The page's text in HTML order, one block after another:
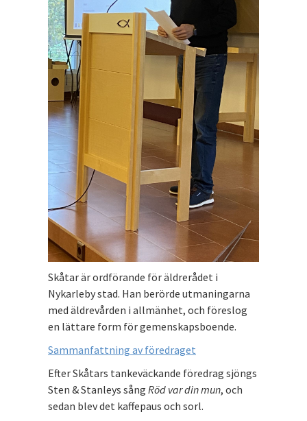
Skåtar är ordförande för äldrerådet i
Nykarleby stad. Han berörde utmaningarna
med äldrevården i allmänhet, och föreslog
en lättare form för gemenskapsboende.
Sammanfattning av föredraget
Efter Skåtars tankeväckande föredrag sjöngs
Sten & Stanleys sång Röd var din mun, och
sedan blev det kaffepaus och sorl.